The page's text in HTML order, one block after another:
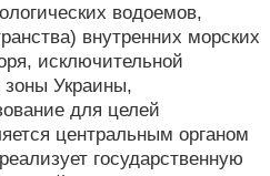
водоемов,
внутренних морских
исключительной
зоны Украины,
для целей
центральным органом
государственную